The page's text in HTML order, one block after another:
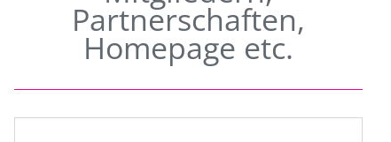
Partnerschaften,
Homepage etc.